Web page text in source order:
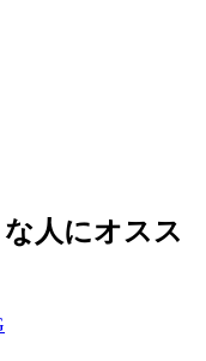
人にオスス